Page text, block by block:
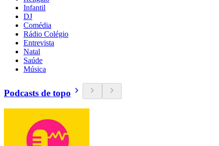
Infantil
DJ
Comédia
Rádio Colégio
Entrevista
Natal
Saúde
Música
Podcasts de topo